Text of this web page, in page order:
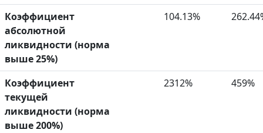
Коэффициент
абсолютной
ликвидности (норма
выше 25%)
104.13%
Коэффициент
текущей
ликвидности (норма
выше 200%)
2312% 459%